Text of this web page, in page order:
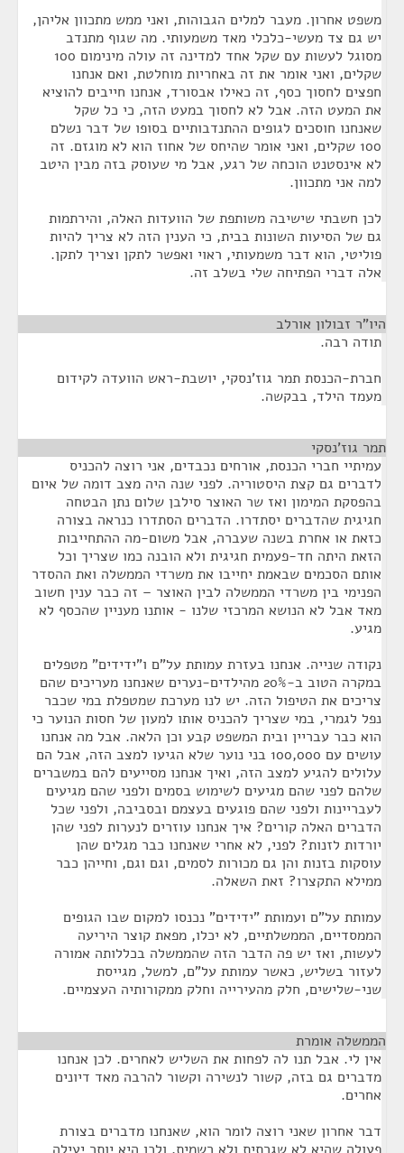
משפט אחרון. מעבר למלים הגבוהות, ואני ממש מתכוון אליהן,
יש גם צד מעשי-כלכלי מאד משמעותי. מה שגוף מתנדב
מסוגל לעשות עם שקל אחד למדינה זה עולה מינימום 100
שקלים, ואני אומר את זה באחריות מוחלטת, ואם אנחנו
חפצים לחסוך כסף, זה כאילו אבסורד, אנחנו חייבים להוציא
את המעט הזה. אבל לא לחסוך במעט הזה, כי כל שקל
שאנחנו חוסכים לגופים ההתנדבותיים בסופו של דבר נשלם
100 שקלים, ואני אומר שהיחס של אחוז הוא לא מוגזם. זה
לא אינסטנט הוכחה של רגע, אבל מי שעוסק בזה מבין היטב
למה אני מתכוון.
לכן חשבתי שישיבה משותפת של הוועדות האלה, והירתמות
גם של הסיעות השונות בבית, כי הענין הזה לא צריך להיות
פוליטי, הוא דבר משמעותי, ראוי ואפשר לתקן וצריך לתקן.
אלה דברי הפתיחה שלי בשלב זה.
היו"ר זבולון אורלב
תודה רבה.
חברת-הכנסת תמר גוז'נסקי, יושבת-ראש הוועדה לקידום
מעמד הילד, בבקשה.
תמר גוז'נסקי
עמיתיי חברי הכנסת, אורחים נכבדים, אני רוצה להכניס
לדברים גם קצת היסטוריה. לפני שנה היה מצב דומה של איום
בהפסקת המימון ואז שר האוצר סילבן שלום נתן הבטחה
חגיגית שהדברים יסתדרו. הדברים הסתדרו כנראה בצורה
כזאת או אחרת בשנה שעברה, אבל משום-מה ההתחייבות
הזאת היתה חד-פעמית חגיגית ולא הובנה כמו שצריך וכל
אותם הסכמים שבאמת יחייבו את משרדי הממשלה ואת ההסדר
הפנימי בין משרדי הממשלה לבין האוצר – זה כבר ענין חשוב
מאד אבל לא הנושא המרכזי שלנו - אותנו מעניין שהכסף לא
מגיע.
נקודה שנייה. אנחנו בעזרת עמותת על"ם ו"ידידים" מטפלים
במקרה הטוב ב-20% מהילדים-נערים שאנחנו מעריכים שהם
צריכים את הטיפול הזה. יש לנו מערכת שמטפלת במי שכבר
נפל לגמרי, במי שצריך להכניס אותו למעון של חסות הנוער כי
הוא כבר עבריין ובית המשפט קבע וכן הלאה. אבל מה אנחנו
עושים עם 100,000 בני נוער שלא הגיעו למצב הזה, אבל הם
עלולים להגיע למצב הזה, ואיך אנחנו מסייעים להם במשברים
שלהם לפני שהם מגיעים לשימוש בסמים ולפני שהם מגיעים
לעבריינות ולפני שהם פוגעים בעצמם ובסביבה, ולפני שכל
הדברים האלה קורים? איך אנחנו עוזרים לנערות לפני שהן
יורדות לזנות? לפני, לא אחרי שאנחנו כבר מגלים שהן
עוסקות בזנות והן גם מכורות לסמים, וגם וגם, וחייהן כבר
ממילא התקצרו? זאת השאלה.
עמותת על"ם ועמותת "ידידים" נכנסו למקום שבו הגופים
הממסדיים, הממשלתיים, לא יכלו, מפאת קוצר היריעה
לעשות, ואז יש פה הדבר הזה שהממשלה בכללותה אמורה
לעזור בשליש, כאשר עמותת על"ם, למשל, מגייסת
שני-שלישים, חלק מהעירייה וחלק ממקורותיה העצמיים.
הממשלה אומרת
אין לי. אבל תנו לה לפחות את השליש לאחרים. לכן אנחנו
מדברים גם בזה, קשור לנשירה וקשור להרבה מאד דיונים
אחרים.
דבר אחרון שאני רוצה לומר הוא, שאנחנו מדברים בצורת